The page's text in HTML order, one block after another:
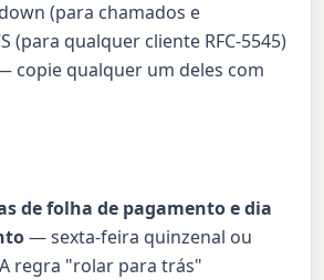
(para chamados e
(para qualquer cliente RFC-5545)
copie qualquer um deles com
de folha de pagamento e dia
— sexta-feira quinzenal ou
A regra "rolar para trás"